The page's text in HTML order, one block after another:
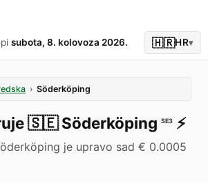
subota, 8. kolovoza 2026. 🇭🇷HR▾
› Söderköping
🇸🇪 Söderköping SE3 ⚡️
je upravo sad € 0.0005